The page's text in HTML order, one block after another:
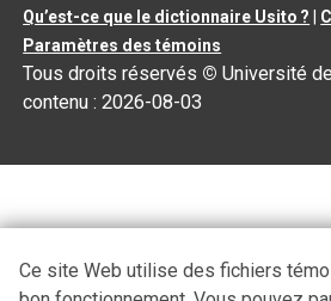
Qu’est-ce que le dictionnaire Usito ?
Paramètres des témoins
Tous droits réservés © Université
contenu :2026-08-03
Ce site Web utilise des fichiers